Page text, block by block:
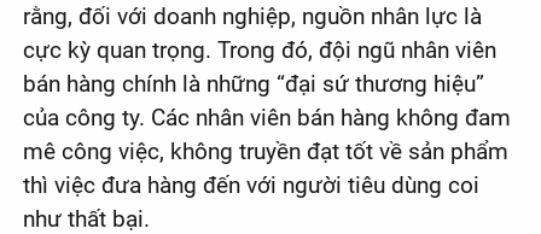
rằng, đối với doanh nghiệp, nguồn nhân lực là
cực kỳ quan trọng. Trong đó, đội ngũ nhân viên
bán hàng chính là những “đại sứ thương hiệu”
của công ty. Các nhân viên bán hàng không đam
mê công việc, không truyền đạt tốt về sản phẩm
thì việc đưa hàng đến với người tiêu dùng coi
như thất bại.